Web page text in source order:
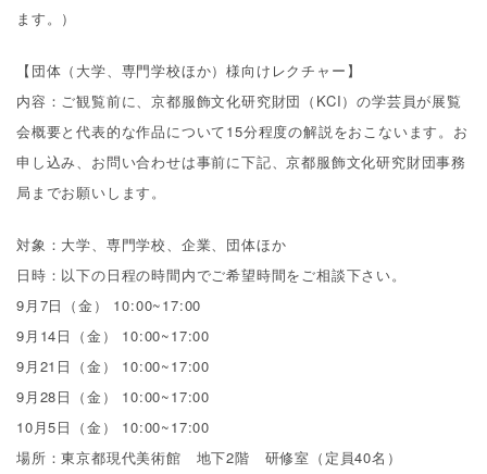
ます。）
【団体（大学、専門学校ほか）様向けレクチャー】
内容：ご観覧前に、京都服飾文化研究財団（KCI）の学芸員が展覧
会概要と代表的な作品について15分程度の解説をおこないます。お
申し込み、お問い合わせは事前に下記、京都服飾文化研究財団事務
局までお願いします。
対象：大学、専門学校、企業、団体ほか
日時：以下の日程の時間内でご希望時間をご相談下さい。
9月7日（金） 10:00~17:00
9月14日（金） 10:00~17:00
9月21日（金） 10:00~17:00
9月28日（金） 10:00~17:00
10月5日（金） 10:00~17:00
場所：東京都現代美術館 地下2階 研修室（定員40名）